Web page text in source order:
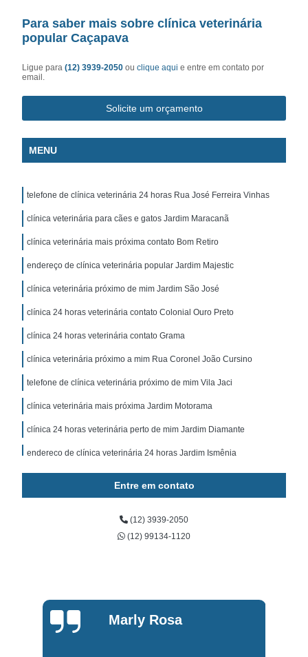
Para saber mais sobre clínica veterinária
popular Caçapava
Ligue para(12) 3939-2050ouclique aqui e entre em contato por
email.
Solicite um orçamento
MENU
telefone de clínica veterinária 24 horas Rua José Ferreira Vinhas
clínica veterinária para cães e gatos Jardim Maracanã
clínica veterinária mais próxima contato Bom Retiro
endereço de clínica veterinária popular Jardim Majestic
clínica veterinária próximo de mim Jardim São José
clínica 24 horas veterinária contato Colonial Ouro Preto
clínica 24 horas veterinária contato Grama
clínica veterinária próximo a mim Rua Coronel João Cursino
telefone de clínica veterinária próximo de mim Vila Jaci
clínica veterinária mais próxima Jardim Motorama
clínica 24 horas veterinária perto de mim Jardim Diamante
endereço de clínica veterinária 24 horas Jardim Ismênia
endereço de clínica veterinária pet Rua Dona Eliza Joana
clínica veterinária 24 horas Santa Mônica
clínica veterinária para cães e gatos contato Ronda
endereço de clínica veterinária próximo de mim Vila Antônio
Entre em contato
(12) 3939-2050
(12) 99134-1120
Marly Rosa